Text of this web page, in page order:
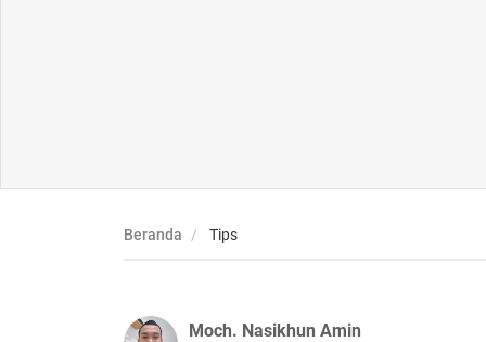
Beranda Tips
Moch. Nasikhun Amin